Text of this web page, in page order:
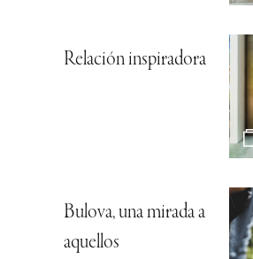
Relación inspiradora
Bulova, una mirada a
aquellos